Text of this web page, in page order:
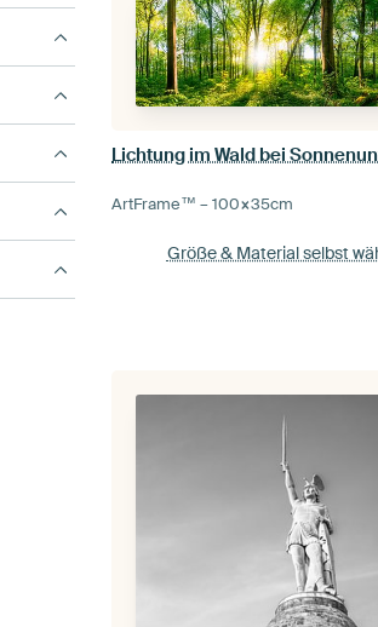
Lichtung im Wald bei
ArtFrame™ –100×35cm
Größe & Material selbst